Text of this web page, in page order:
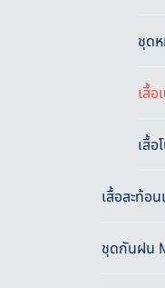
ชุด
เสื้
เสื้
เสื้อสะท้อ
ชุดกันฝน